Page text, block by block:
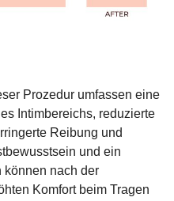
Prozedur umfassen eine
Intimbereichs, reduzierte
Reibung und
und ein
können nach der
Komfort beim Tragen